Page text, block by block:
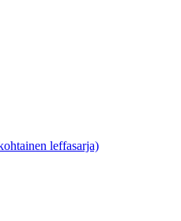
leffasarja)